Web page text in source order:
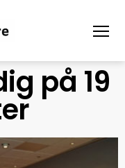
på 19